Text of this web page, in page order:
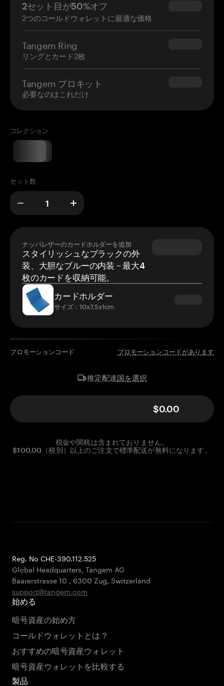
2セット目が50%オフ
2つのコールドウォレットに最適な価格
$34.95
Tangem Ring
リングとカード2枚
$160.00
Tangem プロキット
必要なのはこれだけ
$180.00
コレクション
セット数
ナッパレザーのカードホルダーを追加
スタイリッシュなブラックの外
装、大胆なブルーの内装 – 最大4
枚のカードを収納可能。
カードホルダー
サイズ：10x7.5x1cm
プロモーションコード プロモーションコードがあります
推定配達国を選択
$0.00
税金や関税は含まれておりません。
$100.00（税別）以上のご注文で標準配送が無料になります。
Reg. No CHE-390.112.525
Global Headquarters, Tangem AG
Baarerstrasse 10 , 6300 Zug, Switzerland
support@tangem.com
始める
暗号資産の始め方
コールドウォレットとは？
おすすめの暗号資産ウォレット
暗号資産ウォレットを比較する
製品